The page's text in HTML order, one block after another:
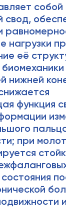
собой
свод,
нагрузки
её
нижней
функция
при